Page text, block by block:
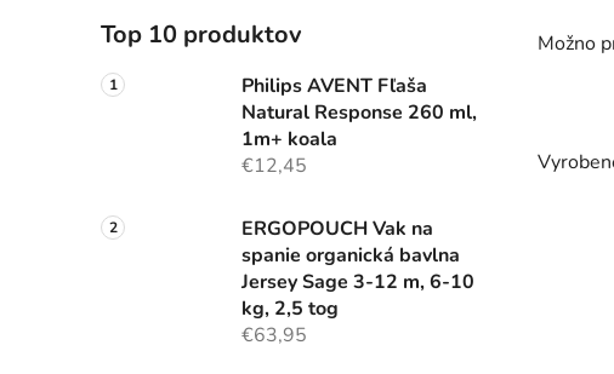
Top 10 produktov
Philips AVENT Fľaša
Natural Response 260 ml,
1m+ koala
€12,45
ERGOPOUCH Vak na
spanie organická bavlna
Jersey Sage 3-12 m, 6-10
kg, 2,5 tog
€63,95
Možno